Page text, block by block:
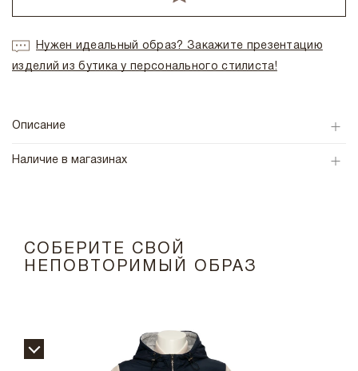
Нужен идеальный образ? Закажите презентацию
изделий из бутика у персонального стилиста!
Описание
Наличие в магазинах
СОБЕРИТЕ СВОЙ
НЕПОВТОРИМЫЙ ОБРАЗ